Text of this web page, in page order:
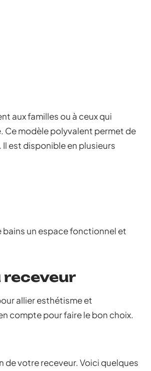
aux familles ou à ceux qui
Ce modèle polyvalent permet de
est disponible en plusieurs
un espace fonctionnel et
receveur
allier esthétisme et
compte pour faire le bon choix.
de votre receveur. Voici quelques